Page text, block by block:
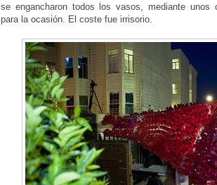
se engancharon todos los vasos, mediante unos
para la ocasión. El coste fue irrisorio.